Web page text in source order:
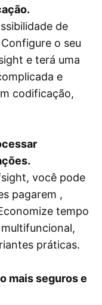
de
o seu
e terá uma
e
codificação,
você pode
pagarem ,
tempo
práticas.
mais seguros e